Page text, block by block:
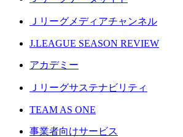
Ｊリーグメディアチャンネル
J.LEAGUE SEASON REVIEW
アカデミー
Ｊリーグサステナビリティ
TEAM AS ONE
事業者向けサービス